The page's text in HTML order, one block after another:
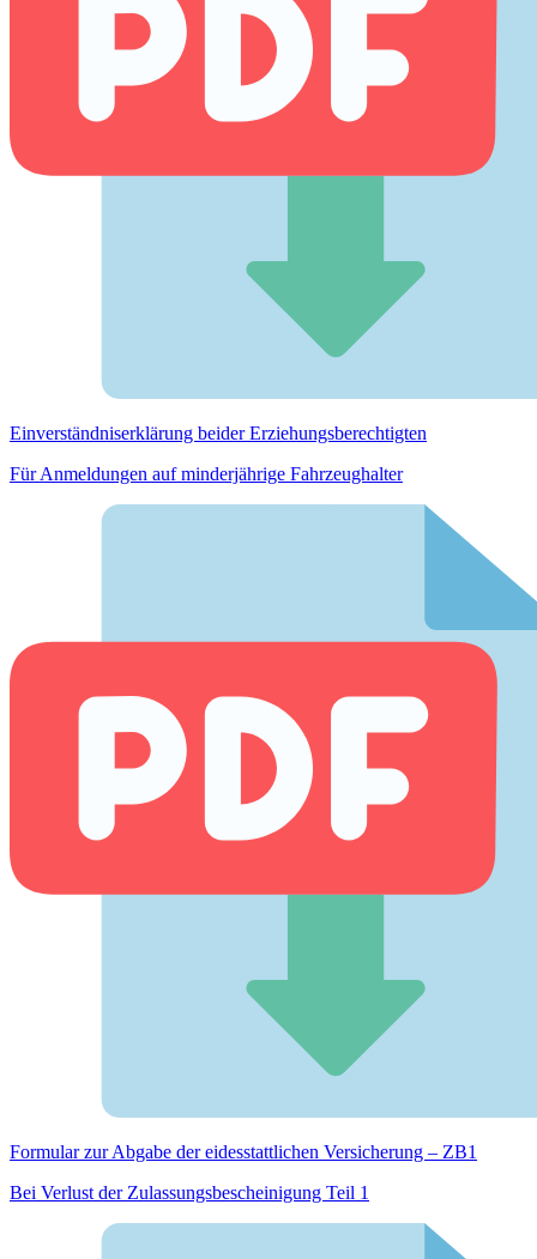
Einverständnis­erklärung beider Erziehungs­berechtigten
Für Anmeldungen auf minderjährige Fahrzeughalter
Formular zur Abgabe der eides­stattlichen Versicherung – ZB1
Bei Verlust der Zulassungsbescheinigung Teil 1